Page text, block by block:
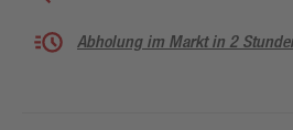
Abholung im Markt in 2